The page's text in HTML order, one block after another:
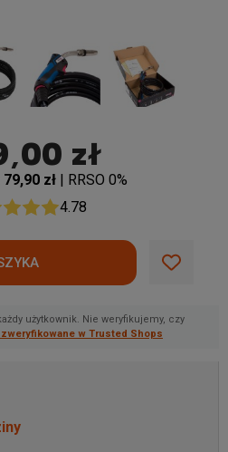
zł
79,90 zł | RRSO 0%
4.78
użytkownik. Nie weryfikujemy, czy
zweryfikowane w Trusted Shops